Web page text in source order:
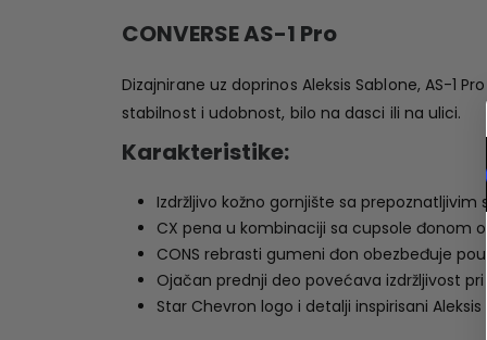
CONVERSE AS-1 Pro
Dizajnirane uz doprinos Aleksis Sablone, AS-1
stabilnost i udobnost, bilo na dasci ili na ulici.
Karakteristike:
Izdržljivo kožno gornjište sa prepoznatljivim
CX pena u kombinaciji sa cupsole đonom
CONS rebrasti gumeni đon obezbeđuje
Ojačan prednji deo povećava izdržljivost
Star Chevron logo i detalji inspirisani